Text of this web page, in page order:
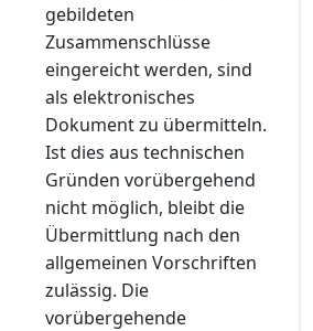
gebildeten
Zusammenschlüsse
eingereicht werden, sind
als elektronisches
Dokument zu übermitteln.
Ist dies aus technischen
Gründen vorübergehend
nicht möglich, bleibt die
Übermittlung nach den
allgemeinen Vorschriften
zulässig. Die
vorübergehende